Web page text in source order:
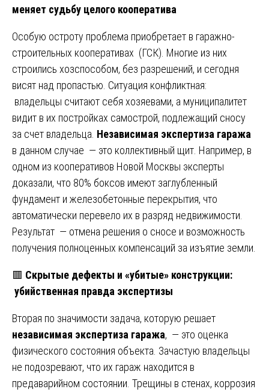
меняет судьбу целого кооператива
Особую остроту проблема приобретает в гаражно-
строительных кооперативах (ГСК). Многие из них
строились хозспособом, без разрешений, и сегодня
висят над пропастью. Ситуация конфликтная:
владельцы считают себя хозяевами, а муниципалитет
видит в их постройках самострой, подлежащий сносу
за счет владельца. Независимая экспертиза гаража
в данном случае — это коллективный щит. Например, в
одном из кооперативов Новой Москвы эксперты
доказали, что 80% боксов имеют заглубленный
фундамент и железобетонные перекрытия, что
автоматически перевело их в разряд недвижимости.
Результат — отмена решения о сносе и возможность
получения полноценных компенсаций за изъятие земли.
🟥 Скрытые дефекты и «убитые» конструкции:
убийственная правда экспертизы
Вторая по значимости задача, которую решает
независимая экспертиза гаража, — это оценка
физического состояния объекта. Зачастую владельцы
не подозревают, что их гараж находится в
предаварийном состоянии. Трещины в стенах, коррозия